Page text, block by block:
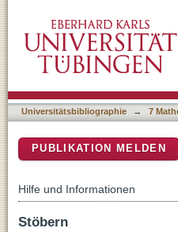
Universitätsbibliographie → 7
PUBLIKATION MELDEN
Hilfe und Informationen
Stöbern